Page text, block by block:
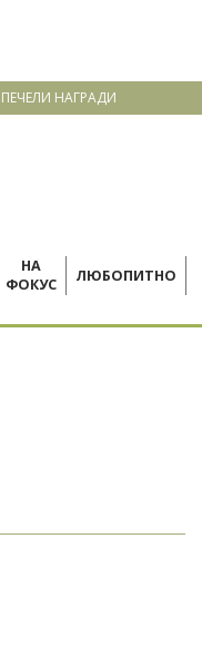
ПЕЧЕЛИ НАГРАДИ
НА
ФОКУС
ЛЮБОПИТНО